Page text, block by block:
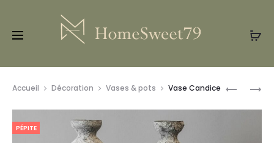
Accueil Décoration Vases & pots Vase Candice
PÉPITE